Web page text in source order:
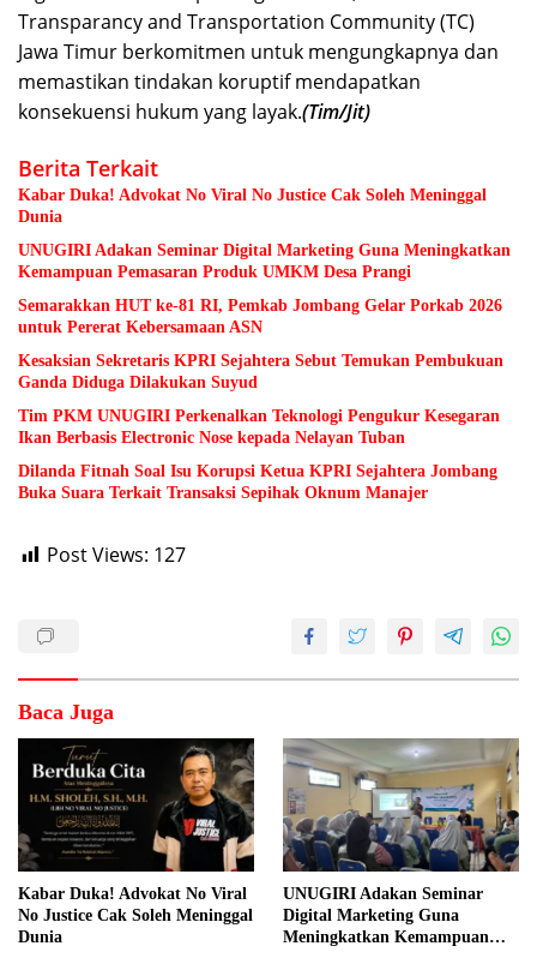
Transparancy and Transportation Community (TC)
Jawa Timur berkomitmen untuk mengungkapnya dan
memastikan tindakan koruptif mendapatkan
konsekuensi hukum yang layak.(Tim/Jit)
Berita Terkait
Kabar Duka! Advokat No Viral No Justice Cak Soleh Meninggal
Dunia
UNUGIRI Adakan Seminar Digital Marketing Guna Meningkatkan
Kemampuan Pemasaran Produk UMKM Desa Prangi
Semarakkan HUT ke-81 RI, Pemkab Jombang Gelar Porkab 2026
untuk Pererat Kebersamaan ASN
Kesaksian Sekretaris KPRI Sejahtera Sebut Temukan Pembukuan
Ganda Diduga Dilakukan Suyud
Tim PKM UNUGIRI Perkenalkan Teknologi Pengukur Kesegaran
Ikan Berbasis Electronic Nose kepada Nelayan Tuban
Dilanda Fitnah Soal Isu Korupsi Ketua KPRI Sejahtera Jombang
Buka Suara Terkait Transaksi Sepihak Oknum Manajer
Post Views: 127
Baca Juga
Kabar Duka! Advokat No Viral
No Justice Cak Soleh Meninggal
Dunia
UNUGIRI Adakan Seminar
Digital Marketing Guna
Meningkatkan Kemampuan